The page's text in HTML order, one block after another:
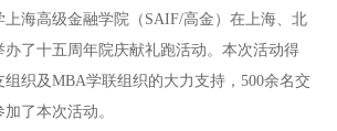
上海高级金融学院（SAIF/高金）在上海、北
办了十五周年院庆献礼跑活动。本次活动得
织及MBA学联组织的大力支持，500余名交
了本次活动。